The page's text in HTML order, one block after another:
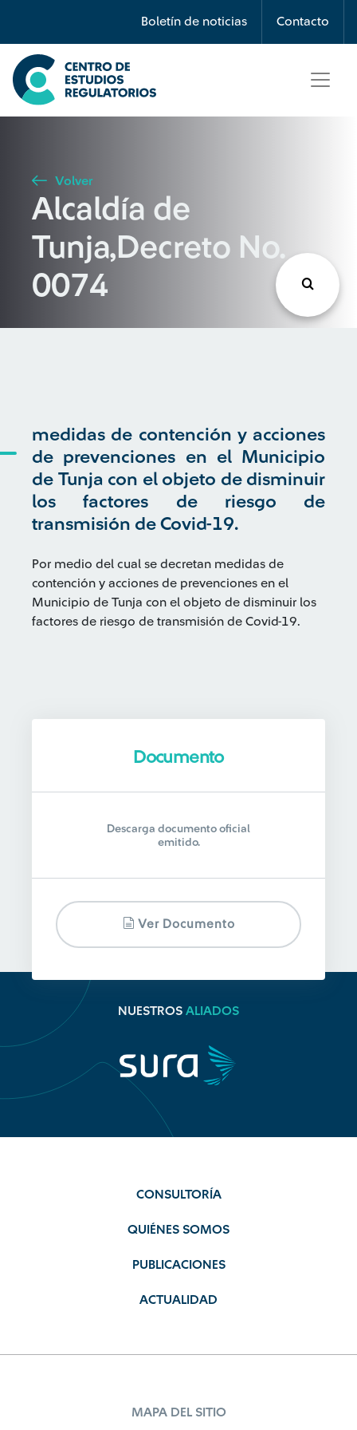
Boletín de noticias Contacto
Búsqueda
Seleccione país
Buscar
Volver
Alcaldía de
Tunja,Decreto No.
0074
medidas de contención y acciones
de prevenciones en el Municipio
de Tunja con el objeto de disminuir
los factores de riesgo de
transmisión de Covid-19.
Por medio del cual se decretan medidas de
contención y acciones de prevenciones en el
Municipio de Tunja con el objeto de disminuir los
factores de riesgo de transmisión de Covid-19.
Documento
Descarga documento oficial
emitido.
Ver Documento
NUESTROS ALIADOS
CONSULTORÍA
QUIÉNES SOMOS
PUBLICACIONES
ACTUALIDAD
MAPA DEL SITIO